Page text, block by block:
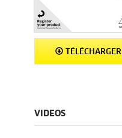
TÉLÉCHARGER
VIDEOS